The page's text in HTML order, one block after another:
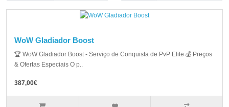
WoW Gladiador Boost
🏆 WoW Gladiador Boost - Serviço de Conquista de PvP Elite 💰 Preços
& Ofertas Especiais O p..
387,00€